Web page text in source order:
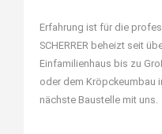
Erfahrung ist für die
SCHERRER beheizt seit
Einfamilienhaus bis zu
oder dem Kröpckeumbau
nächste Baustelle mit uns.